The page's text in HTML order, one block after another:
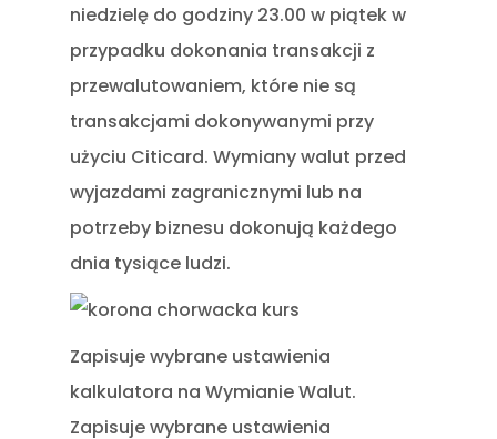
niedzielę do godziny 23.00 w piątek w
przypadku dokonania transakcji z
przewalutowaniem, które nie są
transakcjami dokonywanymi przy
użyciu Citicard. Wymiany walut przed
wyjazdami zagranicznymi lub na
potrzeby biznesu dokonują każdego
dnia tysiące ludzi.
Zapisuje wybrane ustawienia
kalkulatora na Wymianie Walut.
Zapisuje wybrane ustawienia